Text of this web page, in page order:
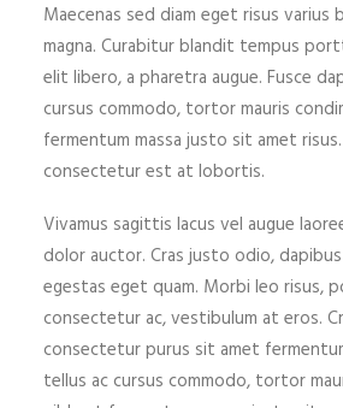
Maecenas sed diam eget risus
magna. Curabitur blandit tempus
elit libero, a pharetra augue. Fusce
cursus commodo, tortor mauris
fermentum massa justo sit amet
consectetur est at lobortis.
Vivamus sagittis lacus vel augue
dolor auctor. Cras justo odio,
egestas eget quam. Morbi leo risus,
consectetur ac, vestibulum at eros.
consectetur purus sit amet
tellus ac cursus commodo, tortor